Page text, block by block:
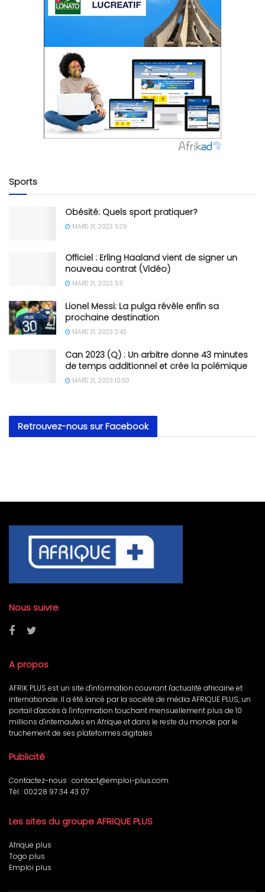
Sports
Obésité: Quels sport pratiquer?
MARS 31, 2023 5:26
Officiel : Erling Haaland vient de signer un
nouveau contrat (Vidéo)
MARS 31, 2023 5:11
Lionel Messi: La pulga révèle enfin sa
prochaine destination
MARS 31, 2023 2:43
Can 2023 (Q) : Un arbitre donne 43 minutes
de temps additionnel et crée la polémique
MARS 31, 2023 10:50
Retrouvez-nous sur Facebook
Nous suivre
A propos
AFRIK PLUS est un site d'information couvrant l'actualité africaine et
internationale. Il a été lancé par la société de média AFRIQUE PLUS, un
portail d'accès à l'information touchant mensuellement plus de 10
millions d'internautes en Afrique et dans le reste du monde par le
truchement de ses plateformes digitales
Publicité
Contactez-nous :contact@emploi-plus.com
Tél : 00228 97 34 43 07
Les sites du groupe AFRIQUE PLUS
Afrique plus
Togo plus
Emploi plus